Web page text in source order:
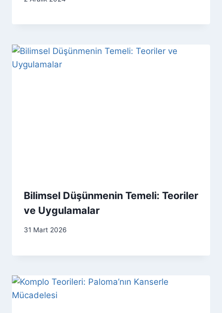
Bilimsel Düşünmenin Temeli: Teoriler
ve Uygulamalar
31 Mart 2026